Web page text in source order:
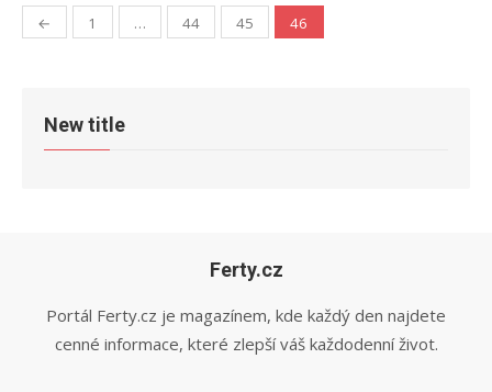
Stránkování
← 1 … 44 45 46
New title
Ferty.cz
Portál Ferty.cz je magazínem, kde každý den najdete
cenné informace, které zlepší váš každodenní život.